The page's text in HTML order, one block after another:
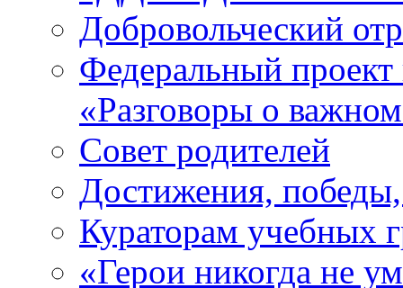
Добровольческий
Федеральный
«Разговоры о
Совет родителей
Достижения,
Кураторам учебных
«Герои никогда не